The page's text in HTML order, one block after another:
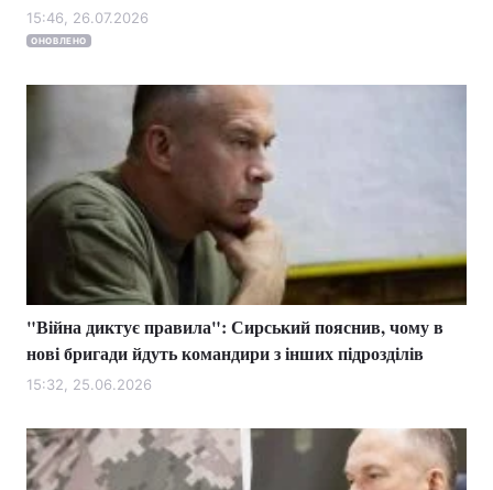
15:46, 26.07.2026
ОНОВЛЕНО
"Війна диктує правила": Сирський пояснив, чому в
нові бригади йдуть командири з інших підрозділів
15:32, 25.06.2026